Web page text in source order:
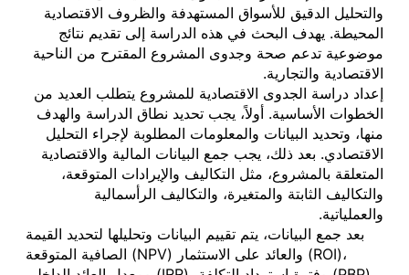
والتحليل الدقيق للأسواق المستهدفة والظروف الاقتصادية
المحيطة. يهدف البحث في هذه الدراسة إلى تقديم نتائج
موضوعية تدعم صحة وجدوى المشروع المقترح من الناحية
الاقتصادية والتجارية.
إعداد دراسة الجدوى الاقتصادية للمشروع يتطلب العديد من
الخطوات الأساسية. أولاً، يجب تحديد نطاق الدراسة والهدف
منها، وتحديد البيانات والمعلومات المطلوبة لإجراء التحليل
الاقتصادي. بعد ذلك، يجب جمع البيانات المالية والاقتصادية
المتعلقة بالمشروع، مثل التكاليف والإيرادات المتوقعة،
والتكاليف الثابتة والمتغيرة، والتكاليف الرأسمالية
والعملياتية.
بعد جمع البيانات، يتم تقييم البيانات وتحليلها لتحديد القيمة
الصافية المتوقعة (NPV) والعائد على الاستثمار (ROI)،